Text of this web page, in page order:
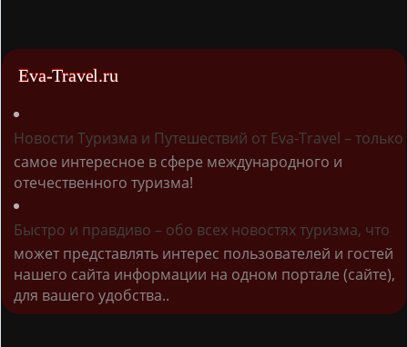
Eva-Travel.ru
Новости Туризма и Путешествий от Eva-Travel – только
самое интересное в сфере международного и
отечественного туризма!
Быстро и правдиво – обо всех новостях туризма, что
может представлять интерес пользователей и гостей
нашего сайта информации на одном портале (сайте),
для вашего удобства..